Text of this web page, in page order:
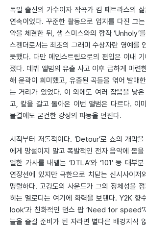
독일 출신의 가수이자 작곡가 킴 페트라스의
연속이었다. 꾸준한 활동으로 입지를 다진 그
약을 체결한 뒤, 샘 스미스와의 합작 ‘Unholy’
스젠더로서는 최초의 그래미 수상자란 영예를
듯했다. 다만 메인스트림으로의 편입은 이내
졌다. 데뷔 앨범의 유출 사고 이후 급하게 마련
해 윤곽이 희미했고, 유출된 곡들을 엮어 발매
는 거리가 있었다. 이 외에도 여러 잡음을 낳
고, 칼을 갈고 돌아온 이번 앨범은 다르다. 이
물결에도 굳건한 강성의 파동을 던진다.
시작부터 저돌적이다. ‘Detour’로 쇼의 개막
에게 망설이지 말고 폭발적인 전자 음악에 몸
얼한 가사를 내뱉는 ‘DTLA’와 ‘101’ 등 대부
연장선에 있지만 극한으로 치닫는 신시사이저
맹렬하다. 고강도의 사운드가 그의 정체성을
히는 멜로디는 여기에 화력을 보탠다. Y2K 향
look’과 친화적인 댄스 팝 ‘Need for speed’
늘을 즐길 준비가 된 자라면 별다른 배경지식